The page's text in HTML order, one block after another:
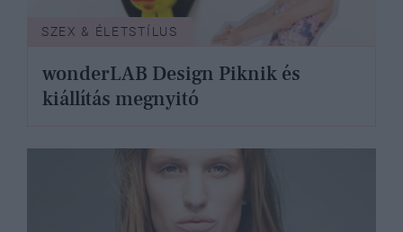
SZEX & ÉLETSTÍLUS
wonderLAB Design Piknik és
kiállítás megnyitó